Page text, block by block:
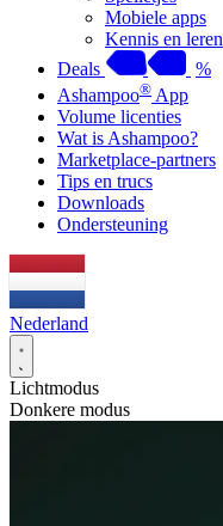
Mobiele apps
Kennis en leren
Deals
%
Ashampoo® App
Volume licenties
Wat is Ashampoo?
Marketplace-partners
Tips en trucs
Downloads
Ondersteuning
Nederland
Lichtmodus
Donkere modus